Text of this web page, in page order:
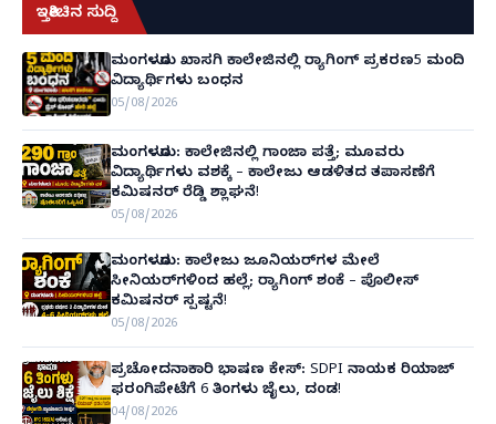
ಇತ್ತೀಚಿನ ಸುದ್ದಿ
ಮಂಗಳೂರು ಖಾಸಗಿ ಕಾಲೇಜಿನಲ್ಲಿ ರ‌್ಯಾಗಿಂಗ್ ಪ್ರಕರಣ5 ಮಂದಿ
ವಿದ್ಯಾರ್ಥಿಗಳು ಬಂಧನ
05/08/2026
ಮಂಗಳೂರು: ಕಾಲೇಜಿನಲ್ಲಿ ಗಾಂಜಾ ಪತ್ತೆ; ಮೂವರು
ವಿದ್ಯಾರ್ಥಿಗಳು ವಶಕ್ಕೆ – ಕಾಲೇಜು ಆಡಳಿತದ ತಪಾಸಣೆಗೆ
ಕಮಿಷನರ್ ರೆಡ್ಡಿ ಶ್ಲಾಘನೆ!
05/08/2026
ಮಂಗಳೂರು: ಕಾಲೇಜು ಜೂನಿಯರ್‌ಗಳ ಮೇಲೆ
ಸೀನಿಯರ್‌ಗಳಿಂದ ಹಲ್ಲೆ; ರ‌್ಯಾಗಿಂಗ್ ಶಂಕೆ – ಪೊಲೀಸ್
ಕಮಿಷನರ್ ಸ್ಪಷ್ಟನೆ!
05/08/2026
ಪ್ರಚೋದನಾಕಾರಿ ಭಾಷಣ ಕೇಸ್: SDPI ನಾಯಕ ರಿಯಾಜ್
ಫರಂಗಿಪೇಟೆಗೆ 6 ತಿಂಗಳು ಜೈಲು, ದಂಡ!
04/08/2026